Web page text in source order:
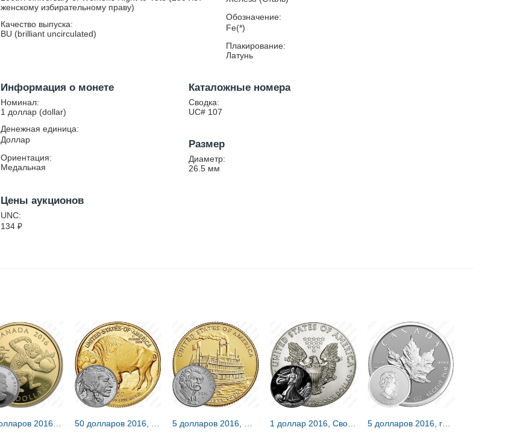
женскому избирательному праву)
Качество выпуска:
BU (brilliant uncirculated)
Обозначение:
Fe(*)
Плакирование:
Латунь
Информация о монете
Номинал:
1 доллар (dollar)
Денежная единица:
Доллар
Ориентация:
Медальная
Каталожные номера
Сводка:
UC# 107
Размер
Диаметр:
26.5 мм
Цены аукционов
UNC:
134 ₽